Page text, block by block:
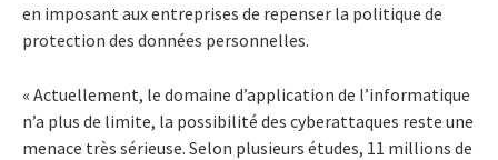
en imposant aux entreprises de repenser la politique de
protection des données personnelles.
« Actuellement, le domaine d’application de l’informatique
n’a plus de limite, la possibilité des cyberattaques reste une
menace très sérieuse. Selon plusieurs études, 11 millions de